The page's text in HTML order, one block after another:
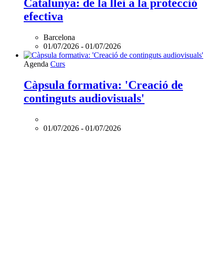
Catalunya: de la llei a la protecció
efectiva
Barcelona
01/07/2026 - 01/07/2026
L'esdeveniment:
formativa:
'Creació
de
audiovisuals'
Agenda Curs
Càpsula formativa: 'Creació de
continguts audiovisuals'
01/07/2026 - 01/07/2026